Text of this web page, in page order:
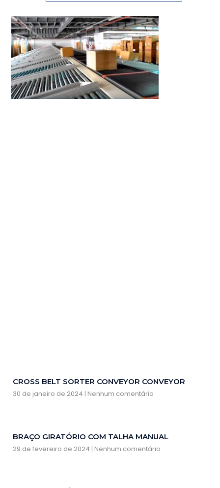
CROSS BELT SORTER CONVEYOR CONVEYOR
30 de janeiro de 2024 Nenhum comentário
BRAÇO GIRATÓRIO COM TALHA MANUAL
29 de fevereiro de 2024 Nenhum comentário